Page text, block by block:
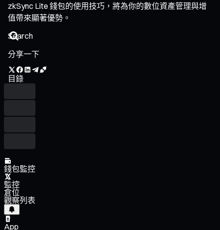
zkSync Lite 錢包的使用技巧，將為你的數位資產管理與增
值帶來顯著優勢。
分享一下
目錄
錢包監控
監控
倉位
觀察列表
App